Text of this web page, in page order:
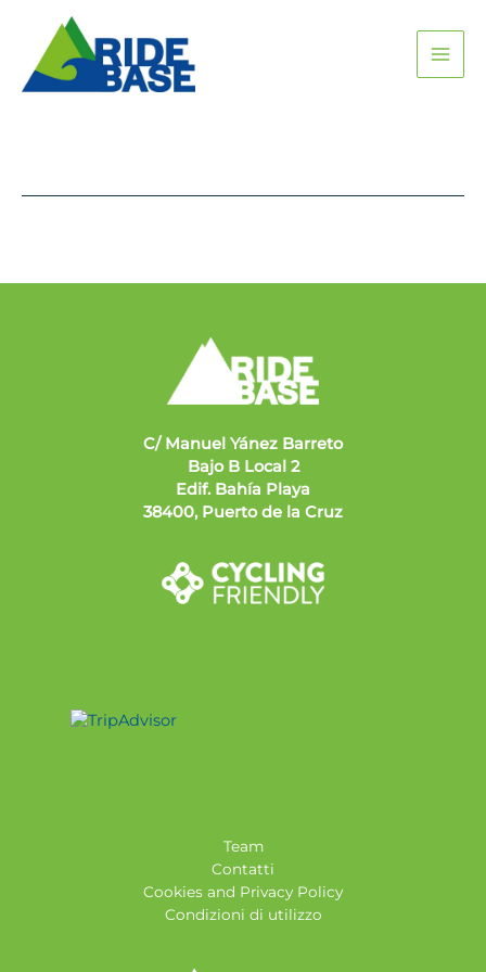
content
C/ Manuel Yánez Barreto
Bajo B Local 2
Edif. Bahía Playa
38400, Puerto de la Cruz
Team
Contatti
Cookies and Privacy Policy
Condizioni di utilizzo